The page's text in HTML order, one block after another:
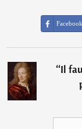
Facebook
“Il